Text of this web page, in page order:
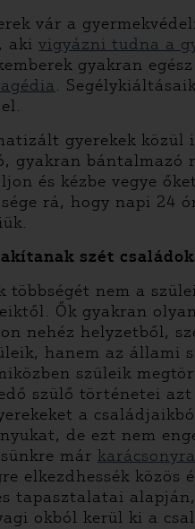
vár a
aki vigyázni tudna a
gyakran
.
gyerekek közül
gyakran
és kézbe vegye
rá, hogy napi 24
szét
többségét nem a
Ők gyakran
nehéz helyzetből,
hanem az
szüleik
szülő történetei
a
de ezt nem
már
elkezdhessék közös
tapasztalatai
okból kerül ki a